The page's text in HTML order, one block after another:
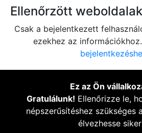
Ellenőrzött weboldalak
Csak a bejelentkezett
ezekhez az információkhoz.
Ez az Ön
Gratulálunk! Ellenőrizze le,
népszerűsítéshez szükséges
élvezhesse